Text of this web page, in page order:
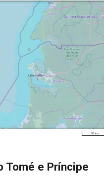
Tomé e Príncipe